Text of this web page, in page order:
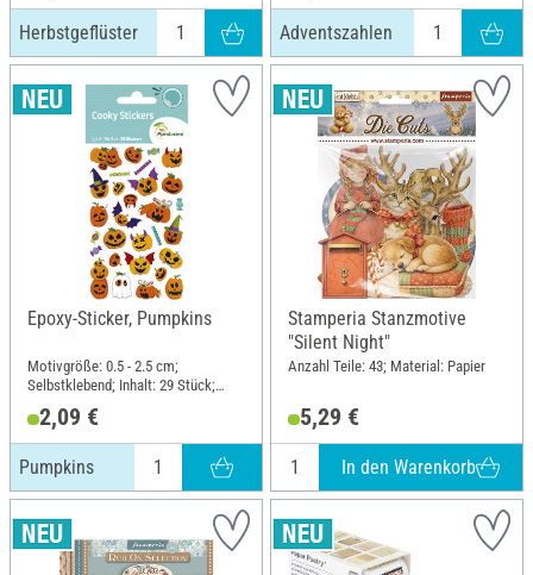
Herbstgeflüster Adventszahlen
Epoxy-Sticker, Pumpkins
Motivgröße: 0.5 - 2.5 cm;
Selbstklebend; Inhalt: 29 Stück;
Länge: 12 cm; Breite: 7.5 cm;
Material: Kunstharz
2,09 €
Pumpkins
Stamperia Stanzmotive
"Silent Night"
Anzahl Teile: 43; Material: Papier
5,29 €
In den Warenkorb